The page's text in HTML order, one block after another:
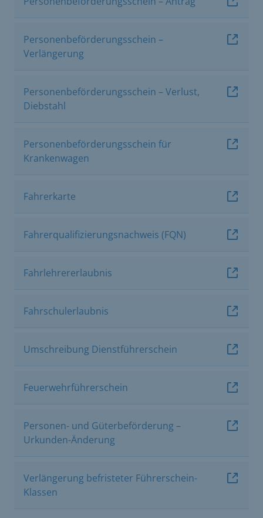
Personenbeförderungsschein –
Verlängerung
Personenbeförderungsschein – Verlust,
Diebstahl
Personenbeförderungsschein für
Krankenwagen
Fahrerkarte
Fahrerqualifizierungsnachweis (FQN)
Fahrlehrererlaubnis
Fahrschulerlaubnis
Umschreibung Dienstführerschein
Feuerwehrführerschein
Personen- und Güterbeförderung –
Urkunden-Änderung
Verlängerung befristeter Führerschein-
Klassen